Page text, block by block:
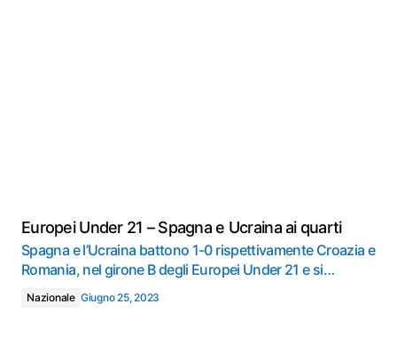
Europei Under 21 – Spagna e Ucraina ai quarti
Spagna e l’Ucraina battono 1-0 rispettivamente Croazia e
Romania, nel girone B degli Europei Under 21 e si…
Nazionale Giugno 25, 2023